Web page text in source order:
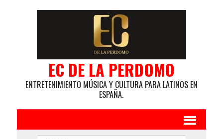
EC DE LA PERDOMO
ENTRETENIMIENTO MÚSICA Y CULTURA PARA LATINOS EN
ESPAÑA.